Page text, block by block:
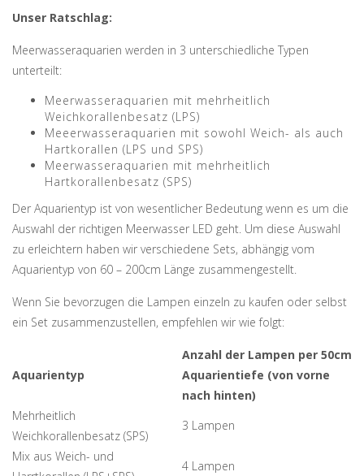
Unser Ratschlag:
Meerwasseraquarien werden in 3 unterschiedliche Typen
unterteilt:
Meerwasseraquarien mit mehrheitlich
Weichkorallenbesatz (LPS)
Meeerwasseraquarien mit sowohl Weich- als auch
Hartkorallen (LPS und SPS)
Meerwasseraquarien mit mehrheitlich
Hartkorallenbesatz (SPS)
Der Aquarientyp ist von wesentlicher Bedeutung wenn es um die
Auswahl der richtigen Meerwasser LED geht. Um diese Auswahl
zu erleichtern haben wir verschiedene Sets, abhängig vom
Aquarientyp von 60 – 200cm Länge zusammengestellt.
Wenn Sie bevorzugen die Lampen einzeln zu kaufen oder selbst
ein Set zusammenzustellen, empfehlen wir wie folgt:
Aquarientyp
Anzahl der Lampen per 50cm
Aquarientiefe (von vorne
nach hinten)
Mehrheitlich
Weichkorallenbesatz (SPS)
3 Lampen
Mix aus Weich- und
4 Lampen